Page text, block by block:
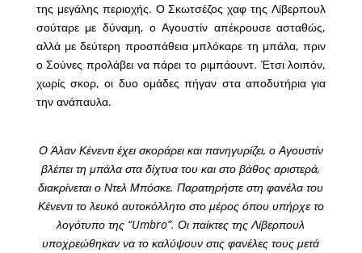
της μεγάλης περιοχής. Ο Σκωτσέζος χαφ της Λίβερπουλ
σούταρε με δύναμη, ο Αγουστίν απέκρουσε ασταθώς,
αλλά με δεύτερη προσπάθεια μπλόκαρε τη μπάλα, πριν
ο Σούνες προλάβει να πάρει το ριμπάουντ. Έτσι λοιπόν,
χωρίς σκορ, οι δυο ομάδες πήγαν στα αποδυτήρια για
την ανάπαυλα.
Ο Άλαν Κένεντι έχει σκοράρει και πανηγυρίζει, ο Αγουστίν
βλέπει τη μπάλα στα δίχτυα του και στο βάθος αριστερά,
διακρίνεται ο Ντελ Μπόσκε. Παρατηρήστε στη φανέλα του
Κένεντι το λευκό αυτοκόλλητο στο μέρος όπου υπήρχε το
λογότυπο της “Umbro”. Οι παίκτες της Λίβερπουλ
υποχρεώθηκαν να το καλύψουν στις φανέλες τους μετά